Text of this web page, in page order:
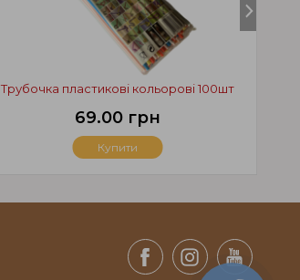
Трубочка пластикові кольорові 100шт
69.00 грн
Купити